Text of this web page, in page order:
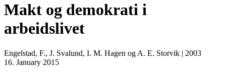
Makt og demokrati i
arbeidslivet
Engelstad, F., J. Svalund, I. M. Hagen og A. E. Storvik | 2003
16. January 2015